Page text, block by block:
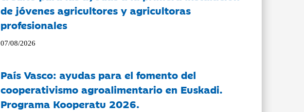
de jóvenes agricultores y agricultoras
profesionales
07/08/2026
País Vasco: ayudas para el fomento del
cooperativismo agroalimentario en Euskadi.
Programa Kooperatu 2026.